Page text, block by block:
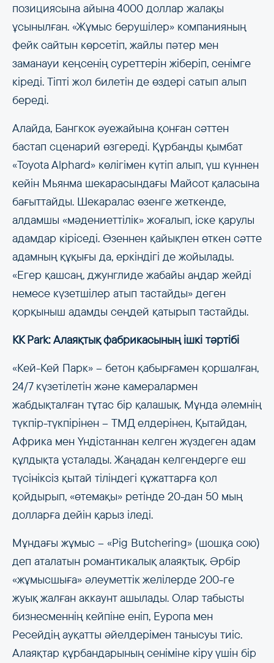
позициясына айына 4000 доллар жалақы
ұсынылған. «Жұмыс берушілер» компанияның
фейк сайтын көрсетіп, жайлы пәтер мен
заманауи кеңсенің суреттерін жіберіп, сенімге
кіреді. Тіпті жол билетін де өздері сатып алып
береді.
Алайда, Бангкок әуежайына қонған сәттен
бастап сценарий өзгереді. Құрбанды қымбат
«Toyota Alphard» көлігімен күтіп алып, үш күннен
кейін Мьянма шекарасындағы Майсот қаласына
бағыттайды. Шекаралас өзенге жеткенде,
алдамшы «мәдениеттілік» жоғалып, іске қарулы
адамдар кіріседі. Өзеннен қайықпен өткен сәтте
адамның құқығы да, еркіндігі де жойылады.
«Егер қашсаң, джунглиде жабайы аңдар жейді
немесе күзетшілер атып тастайды» деген
қорқыныш адамды сеңдей қатырып тастайды.
KK Park: Алаяқтық фабрикасының ішкі тәртібі
«Кей-Кей Парк» – бетон қабырғамен қоршалған,
24/7 күзетілетін және камералармен
жабдықталған тұтас бір қалашық. Мұнда әлемнің
түкпір-түкпірінен – ТМД елдерінен, Қытайдан,
Африка мен Үндістаннан келген жүздеген адам
құлдықта ұсталады. Жаңадан келгендерге еш
түсініксіз қытай тіліндегі құжаттарға қол
қойдырып, «өтемақы» ретінде 20-дан 50 мың
долларға дейін қарыз іледі.
Мұндағы жұмыс – «Pig Butchering» (шошқа сою)
деп аталатын романтикалық алаяқтық. Әрбір
«жұмысшыға» әлеуметтік желілерде 200-ге
жуық жалған аккаунт ашылады. Олар табысты
бизнесменнің кейпіне еніп, Еуропа мен
Ресейдің ауқатты әйелдерімен танысуы тиіс.
Алаяқтар құрбандарының сеніміне кіру үшін бір